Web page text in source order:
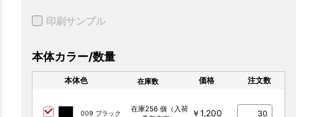
印刷サンプル
本体カラー/数量
本体色 在庫数 価格 注文数
009 ブラック
在庫256 個（入荷
￥1,200